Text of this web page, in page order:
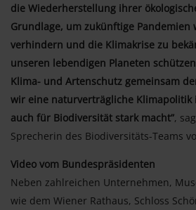
die Wiederherstellung ihrer
Grundlage, um zukünftige Pandemien
verhindern und die Klimakrise zu
unseren lebendigen Planeten
Klima- und Artenschutz gemeinsam
wir eine naturverträgliche Klimapolitik
auch für Biodiversität stark macht”,
Sprecherin des Biodiversitäts-Teams
Video vom Bundespräsidenten
Neben zahlreichen Unternehmen,
wie dem Wiener Rathaus, Schloss